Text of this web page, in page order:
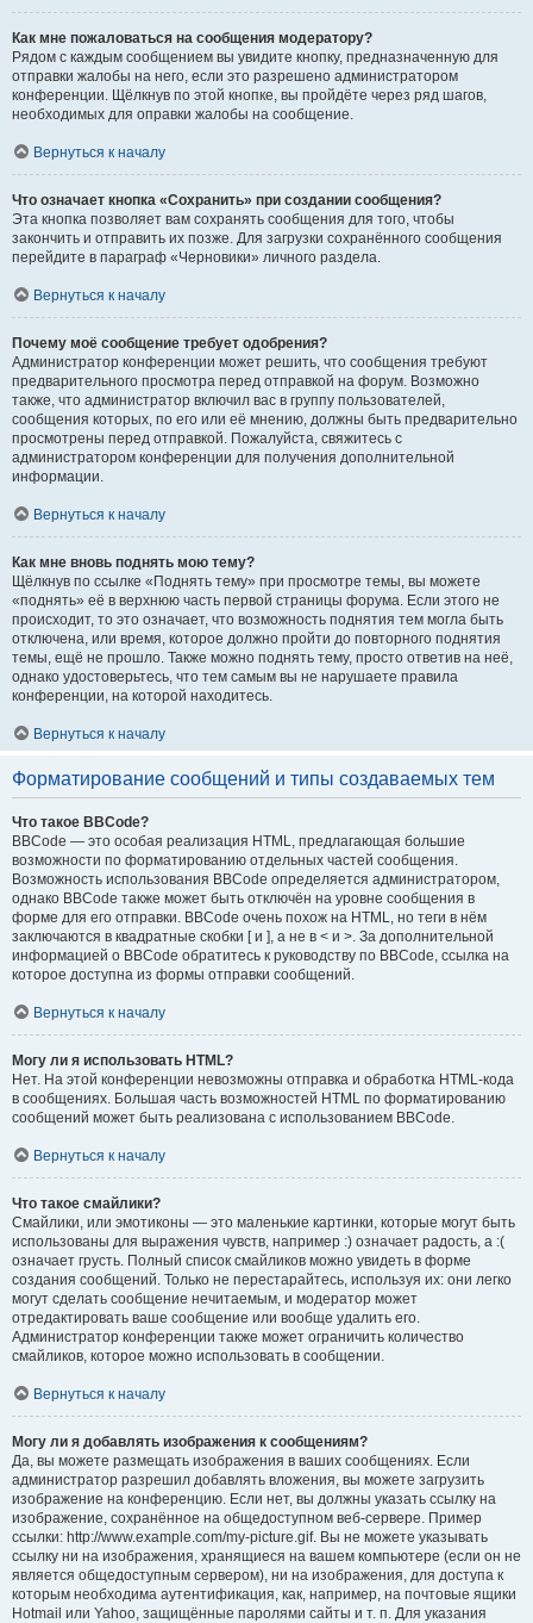
Как мне пожаловаться на сообщения модератору?
Рядом с каждым сообщением вы увидите кнопку, предназначенную для
отправки жалобы на него, если это разрешено администратором
конференции. Щёлкнув по этой кнопке, вы пройдёте через ряд шагов,
необходимых для оправки жалобы на сообщение.
Вернуться к началу
Что означает кнопка «Сохранить» при создании сообщения?
Эта кнопка позволяет вам сохранять сообщения для того, чтобы
закончить и отправить их позже. Для загрузки сохранённого сообщения
перейдите в параграф «Черновики» личного раздела.
Вернуться к началу
Почему моё сообщение требует одобрения?
Администратор конференции может решить, что сообщения требуют
предварительного просмотра перед отправкой на форум. Возможно
также, что администратор включил вас в группу пользователей,
сообщения которых, по его или её мнению, должны быть предварительно
просмотрены перед отправкой. Пожалуйста, свяжитесь с
администратором конференции для получения дополнительной
информации.
Вернуться к началу
Как мне вновь поднять мою тему?
Щёлкнув по ссылке «Поднять тему» при просмотре темы, вы можете
«поднять» её в верхнюю часть первой страницы форума. Если этого не
происходит, то это означает, что возможность поднятия тем могла быть
отключена, или время, которое должно пройти до повторного поднятия
темы, ещё не прошло. Также можно поднять тему, просто ответив на неё,
однако удостоверьтесь, что тем самым вы не нарушаете правила
конференции, на которой находитесь.
Вернуться к началу
Форматирование сообщений и типы создаваемых тем
Что такое BBCode?
BBCode — это особая реализация HTML, предлагающая большие
возможности по форматированию отдельных частей сообщения.
Возможность использования BBCode определяется администратором,
однако BBCode также может быть отключён на уровне сообщения в
форме для его отправки. BBCode очень похож на HTML, но теги в нём
заключаются в квадратные скобки [ и ], а не в < и >. За дополнительной
информацией о BBCode обратитесь к руководству по BBCode, ссылка на
которое доступна из формы отправки сообщений.
Вернуться к началу
Могу ли я использовать HTML?
Нет. На этой конференции невозможны отправка и обработка HTML-кода
в сообщениях. Большая часть возможностей HTML по форматированию
сообщений может быть реализована с использованием BBCode.
Вернуться к началу
Что такое смайлики?
Смайлики, или эмотиконы — это маленькие картинки, которые могут быть
использованы для выражения чувств, например :) означает радость, а :(
означает грусть. Полный список смайликов можно увидеть в форме
создания сообщений. Только не перестарайтесь, используя их: они легко
могут сделать сообщение нечитаемым, и модератор может
отредактировать ваше сообщение или вообще удалить его.
Администратор конференции также может ограничить количество
смайликов, которое можно использовать в сообщении.
Вернуться к началу
Могу ли я добавлять изображения к сообщениям?
Да, вы можете размещать изображения в ваших сообщениях. Если
администратор разрешил добавлять вложения, вы можете загрузить
изображение на конференцию. Если нет, вы должны указать ссылку на
изображение, сохранённое на общедоступном веб-сервере. Пример
ссылки: http://www.example.com/my-picture.gif. Вы не можете указывать
ссылку ни на изображения, хранящиеся на вашем компьютере (если он не
является общедоступным сервером), ни на изображения, для доступа к
которым необходима аутентификация, как, например, на почтовые ящики
Hotmail или Yahoo, защищённые паролями сайты и т. п. Для указания